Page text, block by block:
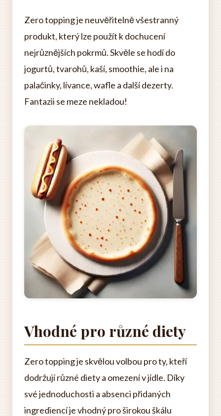
Zero topping je neuvěřitelně všestranný
produkt, který lze použít k dochucení
nejrůznějších pokrmů. Skvěle se hodí do
jogurtů, tvarohů, kaší, smoothie, ale i na
palačinky, lívance, wafle a další dezerty.
Fantazii se meze nekladou!
Vhodné pro různé diety
Zero topping je skvělou volbou pro ty, kteří
dodržují různé diety a omezení v jídle. Díky
své jednoduchosti a absenci přidaných
ingrediencí je vhodný pro širokou škálu